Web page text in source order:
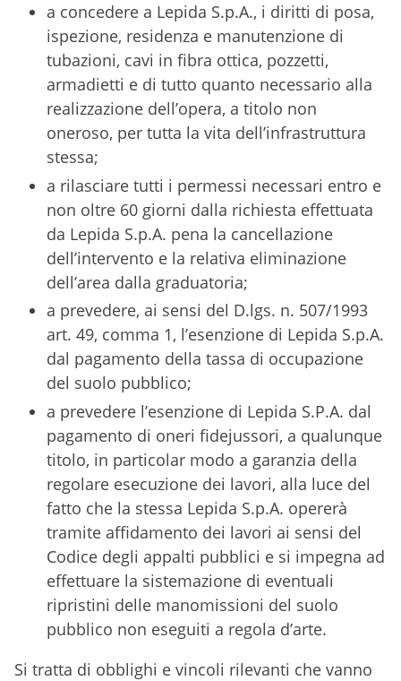
a concedere a Lepida S.p.A., i diritti di posa,
ispezione, residenza e manutenzione di
tubazioni, cavi in fibra ottica, pozzetti,
armadietti e di tutto quanto necessario alla
realizzazione dell’opera, a titolo non
oneroso, per tutta la vita dell’infrastruttura
stessa;
a rilasciare tutti i permessi necessari entro e
non oltre 60 giorni dalla richiesta effettuata
da Lepida S.p.A. pena la cancellazione
dell’intervento e la relativa eliminazione
dell’area dalla graduatoria;
a prevedere, ai sensi del D.lgs. n. 507/1993
art. 49, comma 1, l’esenzione di Lepida S.p.A.
dal pagamento della tassa di occupazione
del suolo pubblico;
a prevedere l’esenzione di Lepida S.P.A. dal
pagamento di oneri fidejussori, a qualunque
titolo, in particolar modo a garanzia della
regolare esecuzione dei lavori, alla luce del
fatto che la stessa Lepida S.p.A. opererà
tramite affidamento dei lavori ai sensi del
Codice degli appalti pubblici e si impegna ad
effettuare la sistemazione di eventuali
ripristini delle manomissioni del suolo
pubblico non eseguiti a regola d’arte.
Si tratta di obblighi e vincoli rilevanti che vanno